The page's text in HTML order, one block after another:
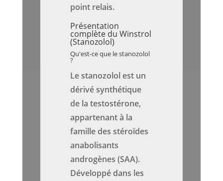
point relais.
Présentation
complète du Winstrol
(Stanozolol)
Qu'est-ce que le stanozolol
?
Le stanozolol est un
dérivé synthétique
de la testostérone,
appartenant à la
famille des stéroïdes
anabolisants
androgènes (SAA).
Développé dans les